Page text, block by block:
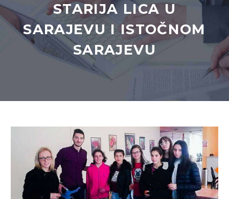
STARIJA LICA U
SARAJEVU I ISTOČNOM
SARAJEVU